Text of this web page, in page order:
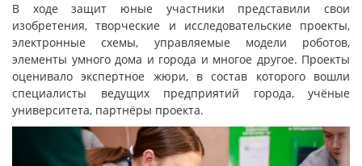
В ходе защит юные участники представили свои
изобретения, творческие и исследовательские проекты,
электронные схемы, управляемые модели роботов,
элементы умного дома и города и многое другое. Проекты
оценивало экспертное жюри, в состав которого вошли
специалисты ведущих предприятий города, учёные
университета, партнёры проекта.